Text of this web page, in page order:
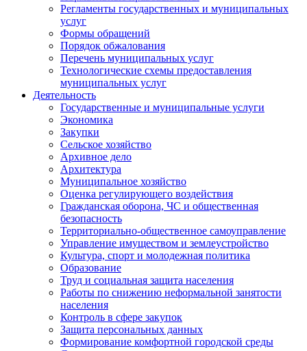
Регламенты государственных и муниципальных
услуг
Формы обращений
Порядок обжалования
Перечень муниципальных услуг
Технологические схемы предоставления
муниципальных услуг
Деятельность
Государственные и муниципальные услуги
Экономика
Закупки
Сельское хозяйство
Архивное дело
Архитектура
Муниципальное хозяйство
Оценка регулирующего воздействия
Гражданская оборона, ЧС и общественная
безопасность
Территориально-общественное самоуправление
Управление имуществом и землеустройство
Культура, спорт и молодежная политика
Образование
Труд и социальная защита населения
Работы по снижению неформальной занятости
населения
Контроль в сфере закупок
Защита персональных данных
Формирование комфортной городской среды